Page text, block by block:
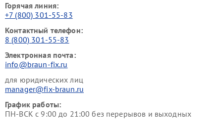
Горячая линия:
+7 (800) 301-55-83
Контактный телефон:
8 (800) 301-55-83
Электронная почта:
info@braun-fix.ru
для юридических лиц
manager@fix-braun.ru
График работы:
ПН-ВСК с 9:00 до 21:00 без перерывов и выходных